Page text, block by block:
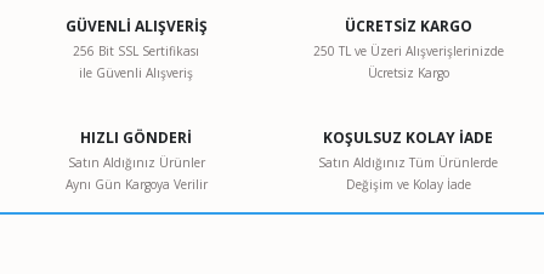
Görüş ve önerileriniz için teşekkür ederiz.
Ürün resmi kalitesiz, bozuk veya görüntülenemiyor.
Ürün bilgilerinde hatalar bulunuyor.
Ürün fiyatı diğer sitelerden daha pahalı.
GÜVENLİ ALIŞVERİŞ
256 Bit SSL Sertifikası
ile Güvenli Alışveriş
ÜCRETSİZ KARGO
250 TL ve Üzeri Alışverişlerinizde
Ücretsiz Kargo
HIZLI GÖNDERİ
Satın Aldığınız Ürünler
Aynı Gün Kargoya Verilir
KOŞULSUZ KOLAY İADE
Satın Aldığınız Tüm Ürünlerde
Değişim ve Kolay İade